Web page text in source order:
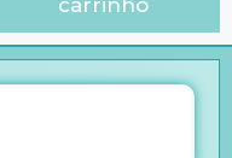
carrinho